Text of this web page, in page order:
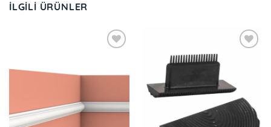
İLGILI ÜRÜNLER
Ekle